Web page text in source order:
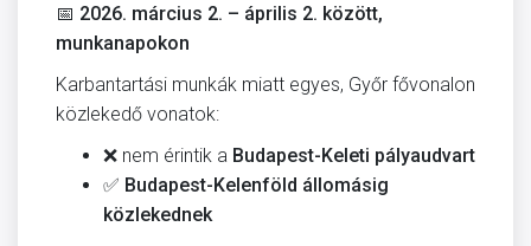
📅 2026. március 2. – április 2. között,
munkanapokon
Karbantartási munkák miatt egyes, Győr fővonalon
közlekedő vonatok:
❌ nem érintik a Budapest-Keleti pályaudvart
✅ Budapest-Kelenföld állomásig
közlekednek